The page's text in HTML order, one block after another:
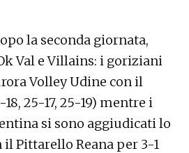
la seconda giornata,
Val e Villains: i goriziani
Volley Udine con il
25-17, 25-19) mentre i
si sono aggiudicati lo
Pittarello Reana per 3-1